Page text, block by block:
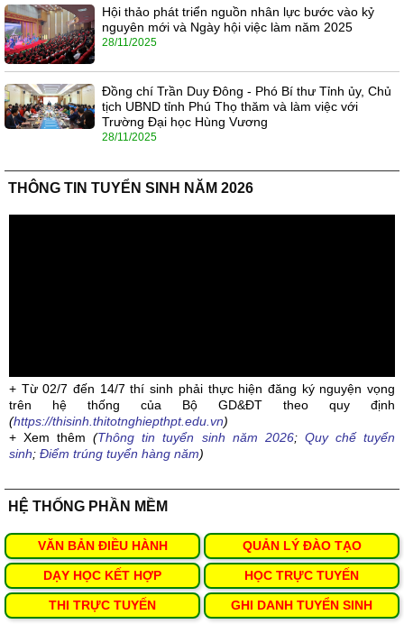
Hội thảo phát triển nguồn nhân lực bước vào kỷ
nguyên mới và Ngày hội việc làm năm 2025
28/11/2025
Đồng chí Trần Duy Đông - Phó Bí thư Tỉnh ủy, Chủ
tịch UBND tỉnh Phú Thọ thăm và làm việc với
Trường Đại học Hùng Vương
28/11/2025
THÔNG TIN TUYỂN SINH NĂM 2026
+ Từ 02/7 đến 14/7 thí sinh phải thực hiện đăng ký nguyện vọng
trên hệ thống của Bộ GD&ĐT theo quy định
(https://thisinh.thitotnghiepthpt.edu.vn)
+ Xem thêm(Thông tin tuyển sinh năm 2026; Quy chế tuyển
sinh; Điểm trúng tuyển hàng năm)
HỆ THỐNG PHẦN MỀM
VĂN BẢN ĐIỀU HÀNH QUẢN LÝ ĐÀO TẠO
DẠY HỌC KẾT HỢP HỌC TRỰC TUYẾN
THI TRỰC TUYẾN GHI DANH TUYỂN SINH